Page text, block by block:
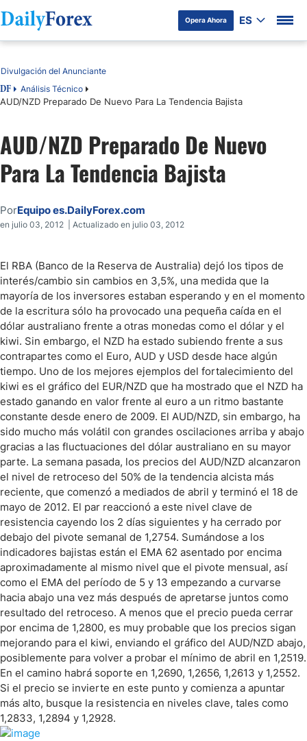
Opera Ahora ES
Tabla de contenidos
DF Análisis Técnico
AUD/NZD Preparado De Nuevo Para La Tendencia Bajista
Divulgación del Anunciante
AUD/NZD Preparado De Nuevo
Para La Tendencia Bajista
PorEquipo es.DailyForex.com
en julio 03, 2012 | Actualizado en julio 03, 2012
El RBA (Banco de la Reserva de Australia) dejó los tipos de
interés/cambio sin cambios en 3,5%, una medida que la
mayoría de los inversores estaban esperando y en el momento
de la escritura sólo ha provocado una pequeña caída en el
dólar australiano frente a otras monedas como el dólar y el
kiwi. Sin embargo, el NZD ha estado subiendo frente a sus
contrapartes como el Euro, AUD y USD desde hace algún
tiempo. Uno de los mejores ejemplos del fortalecimiento del
kiwi es el gráfico del EUR/NZD que ha mostrado que el NZD ha
estado ganando en valor frente al euro a un ritmo bastante
constante desde enero de 2009. El AUD/NZD, sin embargo, ha
sido mucho más volátil con grandes oscilaciones arriba y abajo
gracias a las fluctuaciones del dólar australiano en su mayor
parte. La semana pasada, los precios del AUD/NZD alcanzaron
el nivel de retroceso del 50% de la tendencia alcista más
reciente, que comenzó a mediados de abril y terminó el 18 de
mayo de 2012. El par reaccionó a este nivel clave de
resistencia cayendo los 2 días siguientes y ha cerrado por
debajo del pivote semanal de 1,2754. Sumándose a los
indicadores bajistas están el EMA 62 asentado por encima
aproximadamente al mismo nivel que el pivote mensual, así
como el EMA del período de 5 y 13 empezando a curvarse
hacia abajo una vez más después de apretarse juntos como
resultado del retroceso. A menos que el precio pueda cerrar
por encima de 1,2800, es muy probable que los precios sigan
mejorando para el kiwi, enviando el gráfico del AUD/NZD abajo,
posiblemente para volver a probar el mínimo de abril en 1,2519.
En el camino habrá soporte en 1,2690, 1,2656, 1,2613 y 1,2552.
Si el precio se invierte en este punto y comienza a apuntar
más alto, busque la resistencia en niveles clave, tales como
1,2833, 1,2894 y 1,2928.